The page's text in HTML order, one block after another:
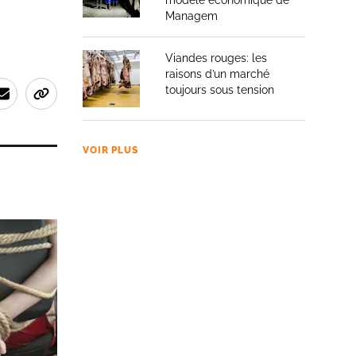
Managem
Viandes rouges: les
raisons d’un marché
toujours sous tension
VOIR PLUS